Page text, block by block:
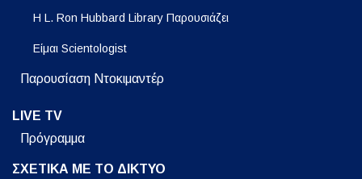
Η L. Ron Hubbard Library Παρουσιάζει
Είμαι Scientologist
Παρουσίαση Ντοκιμαντέρ
LIVE TV
Πρόγραμμα
ΣΧΕΤΙΚΑ ΜΕ ΤΟ ΔΙΚΤΥΟ